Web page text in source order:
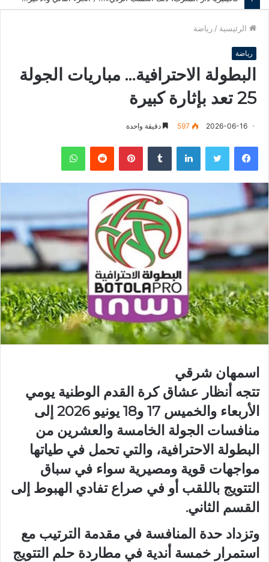
الرئيسية / رياضة
رياضة
البطولة الاحترافية… مباريات الجولة
25 تعد بإثارة كبيرة
2026-06-16
597 دقيقة واحدة
فيسبوك لينكدإن بينتيريست
اسمهان شرقي
تتجه أنظار عشاق كرة القدم الوطنية يومي
الأربعاء والخميس 17 و18 يونيو 2026 إلى
منافسات الجولة الخامسة والعشرين من
البطولة الاحترافية، والتي تحمل في طياتها
مواجهات قوية ومصيرية سواء في سباق
التتويج باللقب أو في صراع تفادي الهبوط إلى
القسم الثاني.
وتزداد حدة المنافسة في مقدمة الترتيب مع
استمرار خمسة أندية في مطاردة حلم التتويج